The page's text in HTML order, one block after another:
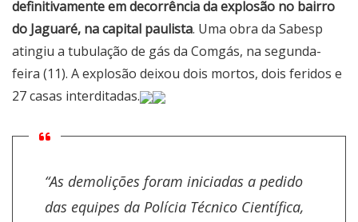
definitivamente em decorrência da explosão no bairro
do Jaguaré, na capital paulista. Uma obra da Sabesp
atingiu a tubulação de gás da Comgás, na segunda-
feira (11). A explosão deixou dois mortos, dois feridos e
27 casas interditadas.
“As demolições foram iniciadas a pedido
das equipes da Polícia Técnico Científica,